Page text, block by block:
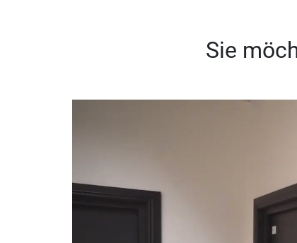
Sie